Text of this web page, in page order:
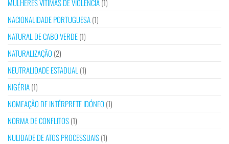
MULHERES VÍTIMAS DE VIOLÊNCIA(1)
NACIONALIDADE PORTUGUESA(1)
NATURAL DE CABO VERDE(1)
NATURALIZAÇÃO (2)
NEUTRALIDADE ESTADUAL (1)
NIGÉRIA(1)
NOMEAÇÃO DE INTÉRPRETE IDÓNEO (1)
NORMA DE CONFLITOS(1)
NULIDADE DE ATOS PROCESSUAIS(1)